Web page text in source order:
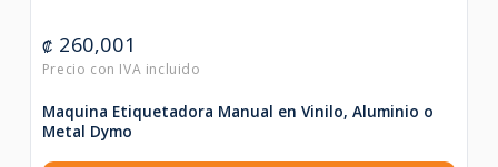
₡ 260,001
Maquina Etiquetadora Manual en Vinilo, Aluminio o
Metal Dymo